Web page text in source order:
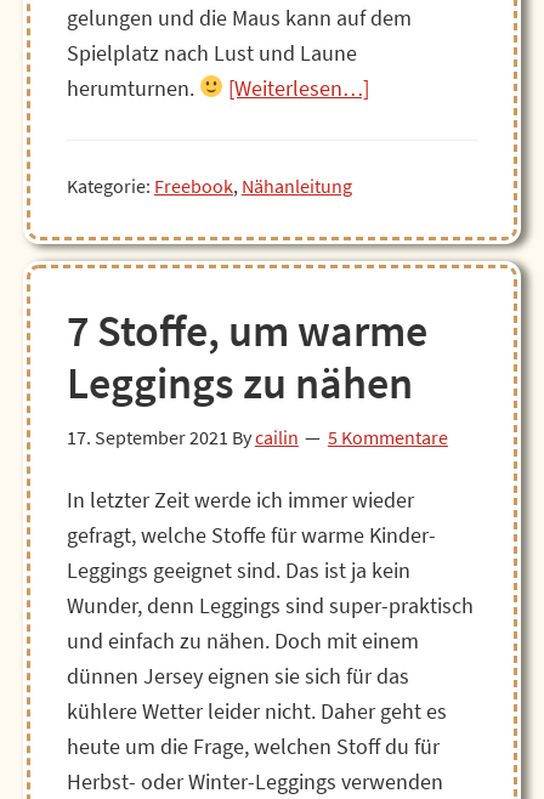
gelungen und die Maus kann auf dem
Spielplatz nach Lust und Laune
herumturnen.
[Weiterlesen…]
schneller
kaum!
Kategorie: Freebook, Nähanleitung
7 Stoffe, um warme
Leggings zu nähen
17. September 2021 Bycailin 5 Kommentare
In letzter Zeit werde ich immer wieder
gefragt, welche Stoffe für warme Kinder-
Leggings geeignet sind. Das ist ja kein
Wunder, denn Leggings sind super-praktisch
und einfach zu nähen. Doch mit einem
dünnen Jersey eignen sie sich für das
kühlere Wetter leider nicht. Daher geht es
heute um die Frage, welchen Stoff du für
Herbst- oder Winter-Leggings verwenden